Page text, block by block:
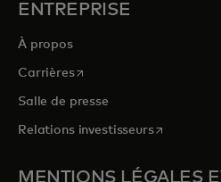
ENTREPRISE
À propos
Carrièress’ouvre dans un nouvel
Salle de presse
Relations investisseurss’ouvre
MENTIONS LÉGALES